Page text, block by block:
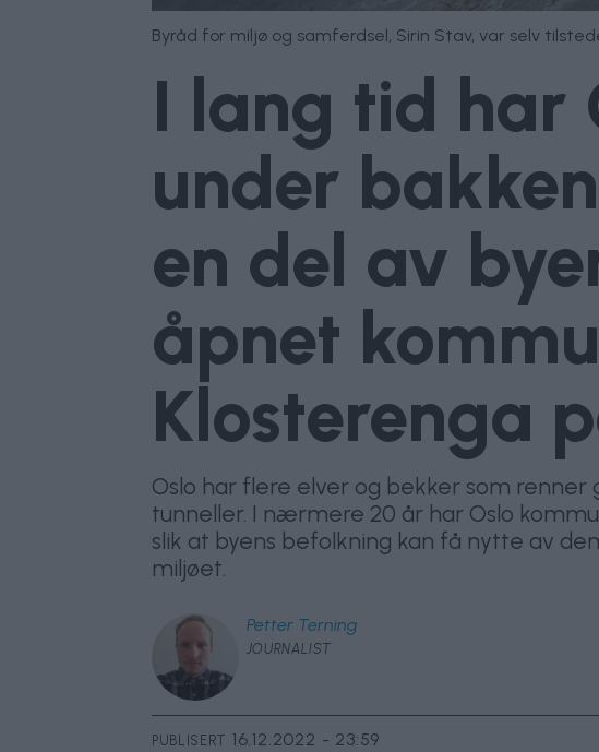
Byråd for miljø og samferdsel, Sirin Stav, var selv
I lang tid har
under
en del av
åpnet
Klosterenga
Oslo har flere elver og bekker som renner
tunneller. I nærmere 20 år har Oslo
slik at byens befolkning kan få nytte av
miljøet.
Petter Terning
JOURNALIST
PUBLISERT 16.12.2022 - 23:59